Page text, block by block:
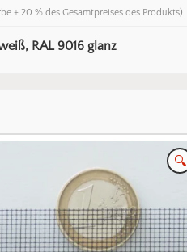
+ 20 % des Gesamtpreises des Produkts)
RAL 9016 glanz
🔍